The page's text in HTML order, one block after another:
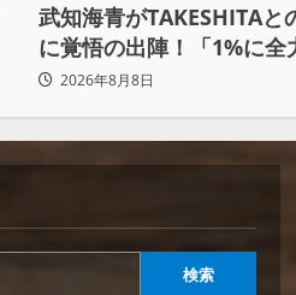
武知海青がTAKESHITAと
に覚悟の出陣！「1%に全
かけて勝ちにいきたい」
2026年8月8日
検索